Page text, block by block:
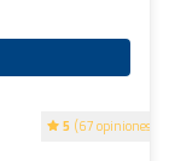
5 (67 opiniones)